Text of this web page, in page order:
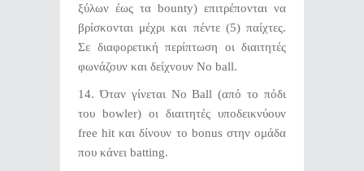
ξύλων έως τα bounty) επιτρέπονται να
βρίσκονται μέχρι και πέντε (5) παίχτες.
Σε διαφορετική περίπτωση οι διαιτητές
φωνάζουν και δείχνουν No ball.
14. Όταν γίνεται No Ball (από το πόδι
του bowler) οι διαιτητές υποδεικνύουν
free hit και δίνουν το bonus στην ομάδα
που κάνει batting.